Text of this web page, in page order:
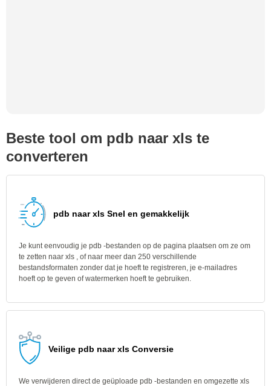
Beste tool om pdb naar xls te
converteren
pdb naar xls Snel en gemakkelijk
Je kunt eenvoudig je pdb -bestanden op de pagina plaatsen om ze om
te zetten naar xls , of naar meer dan 250 verschillende
bestandsformaten zonder dat je hoeft te registreren, je e-mailadres
hoeft op te geven of watermerken hoeft te gebruiken.
Veilige pdb naar xls Conversie
We verwijderen direct de geüploade pdb -bestanden en omgezette xls